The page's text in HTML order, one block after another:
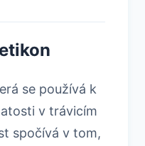
se používá k
v trávicím
spočívá v tom,